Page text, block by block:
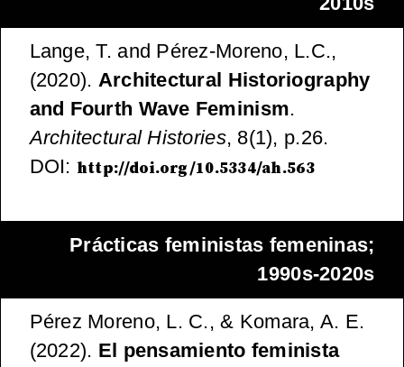
Lange, T. and Pérez-Moreno, L.C.,
(2020). Architectural Historiography
and Fourth Wave Feminism.
Architectural Histories, 8(1), p.26.
DOI: http://doi.org/10.5334/ah.563
Prácticas feministas femeninas;
1990s-2020s
Pérez Moreno, L. C., & Komara, A. E.
(2022). El pensamiento feminista